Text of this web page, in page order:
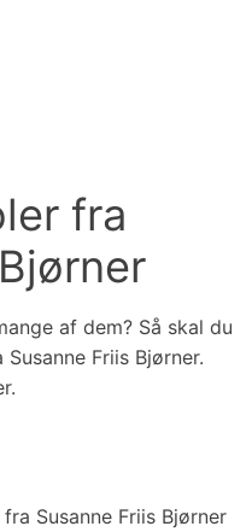
fra
af dem? Så skal du
Friis Bjørner.
Susanne Friis Bjørner